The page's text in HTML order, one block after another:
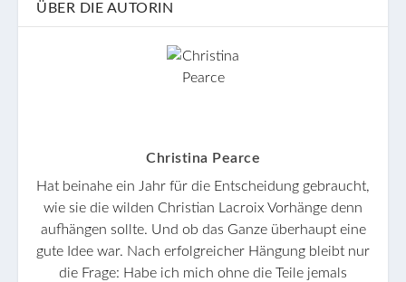
ÜBER DIE AUTORIN
Christina Pearce
Hat beinahe ein Jahr für die Entscheidung gebraucht,
wie sie die wilden Christian Lacroix Vorhänge denn
aufhängen sollte. Und ob das Ganze überhaupt eine
gute Idee war. Nach erfolgreicher Hängung bleibt nur
die Frage: Habe ich mich ohne die Teile jemals